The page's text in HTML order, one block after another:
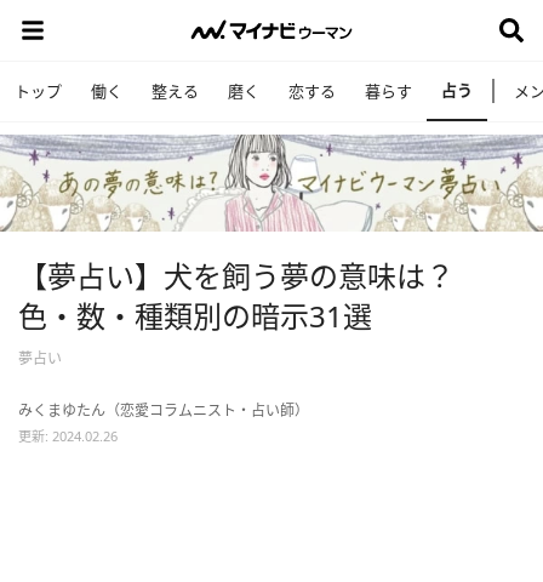
トップ 働く 整える 磨く 恋する 暮らす 占う メ
【夢占い】犬を飼う夢の意味は？
色・数・種類別の暗示31選
夢占い
みくまゆたん（恋愛コラムニスト・占い師）
更新: 2024.02.26